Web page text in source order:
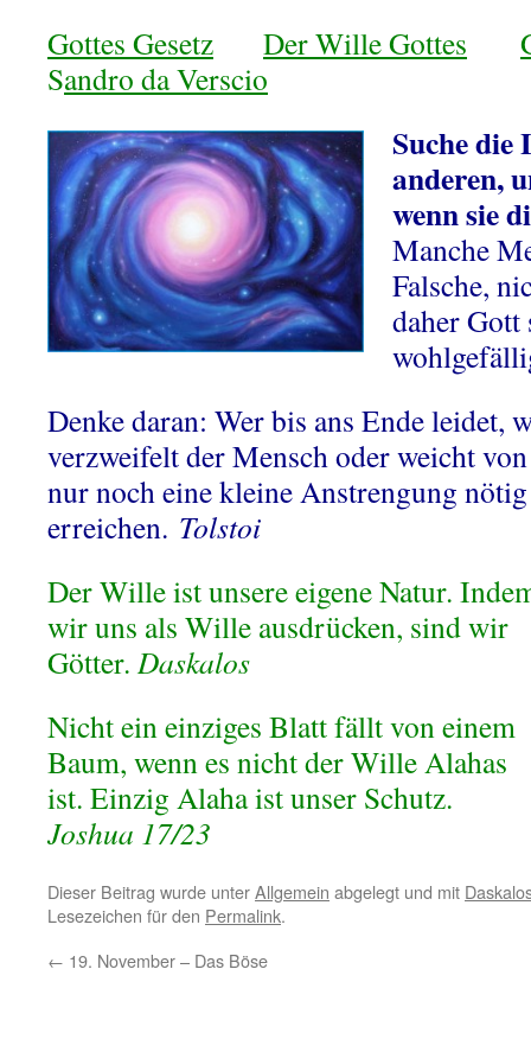
Gottes Gesetz
Der Wille Gottes
Sandro da Verscio
Suche die
anderen,
wenn sie
Manche
Falsche,
daher Gott
Denke daran: Wer bis ans Ende leidet,
verzweifelt der Mensch oder weicht
nur noch eine kleine Anstrengung
erreichen. Tolstoi
Der Wille ist unsere eigene Natur.
wir uns als Wille ausdrücken, sind wir
Götter.Daskalos
Nicht ein einziges Blatt fällt von einem
Baum, wenn es nicht der Wille Alahas
ist. Einzig Alaha ist unser Schutz.
Joshua 17/23
Dieser Beitrag wurde unterAllgemein abgelegt und mit
Lesezeichen für den Permalink.
← 19. November – Das Böse